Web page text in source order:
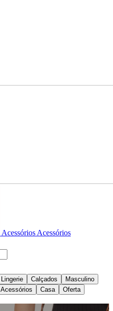
Acessórios Acessórios
Lingerie Calçados
Masculino
Acessórios Casa Oferta